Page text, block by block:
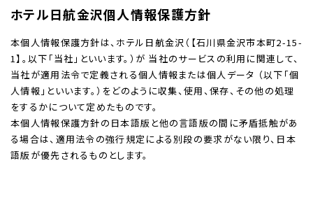
ホテル日航金沢個人情報保護方針
本個人情報保護方針は、ホテル日航金沢（【石川県金沢市本町2-15-
1】。以下「当社」といいます。）が 当社のサービスの利用に関連して、
当社が適用法令で定義される個人情報または個人データ （以下「個
人情報」といいます。）をどのように収集、使用、保存、その他の処理
をするかについて定めたものです。
本個人情報保護方針の日本語版と他の言語版の間に矛盾抵触があ
る場合は、適用法令の強行規定による別段の要求がない限り、日本
語版が優先されるものとします。